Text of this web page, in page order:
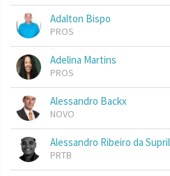
Adalton Bispo
PROS
Adelina Martins
PROS
Alessandro Backx
NOVO
Alessandro Ribeiro da
PRTB